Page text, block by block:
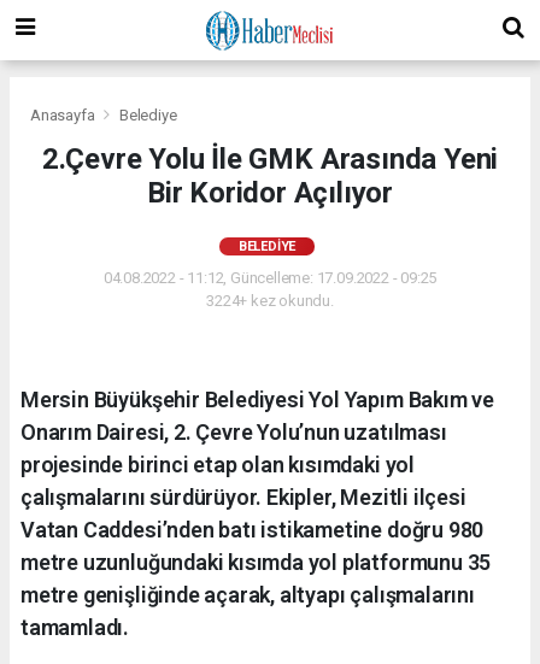
Anasayfa Belediye
2.Çevre Yolu İle GMK Arasında Yeni
Bir Koridor Açılıyor
BELEDIYE
04.08.2022 - 11:12, Güncelleme: 17.09.2022 - 09:25
3224+ kez okundu.
Mersin Büyükşehir Belediyesi Yol Yapım Bakım ve
Onarım Dairesi, 2. Çevre Yolu’nun uzatılması
projesinde birinci etap olan kısımdaki yol
çalışmalarını sürdürüyor. Ekipler, Mezitli ilçesi
Vatan Caddesi’nden batı istikametine doğru 980
metre uzunluğundaki kısımda yol platformunu 35
metre genişliğinde açarak, altyapı çalışmalarını
tamamladı.